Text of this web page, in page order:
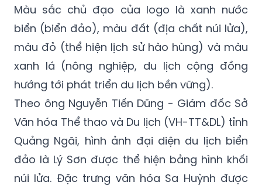
Màu sắc chủ đạo của logo là xanh nước
biển (biển đảo), màu đất (địa chất núi lửa),
màu đỏ (thể hiện lịch sử hào hùng) và màu
xanh lá (nông nghiệp, du lịch cộng đồng
hướng tới phát triển du lịch bền vững).
Theo ông Nguyễn Tiến Dũng - Giám đốc Sở
Văn hóa Thể thao và Du lịch (VH-TT&DL) tỉnh
Quảng Ngãi, hình ảnh đại diện du lịch biển
đảo là Lý Sơn được thể hiện bằng hình khối
núi lửa. Đặc trưng văn hóa Sa Huỳnh được